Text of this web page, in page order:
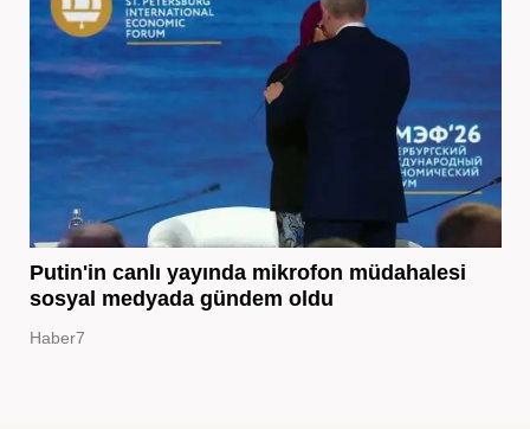
Putin'in canlı yayında mikrofon müdahalesi
sosyal medyada gündem oldu
Haber7